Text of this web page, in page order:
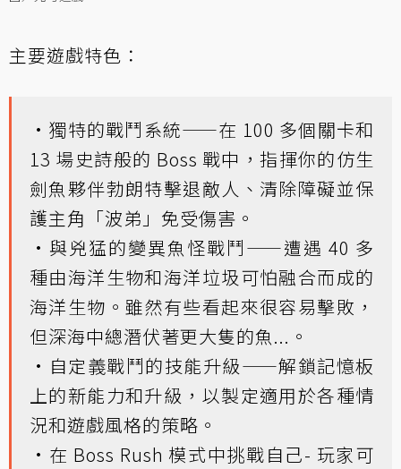
主要遊戲特色：
·獨特的戰鬥系統——在 100 多個關卡和
13 場史詩般的 Boss 戰中，指揮你的仿生
劍魚夥伴勃朗特擊退敵人、清除障礙並保
護主角「波弟」免受傷害。
·與兇猛的變異魚怪戰鬥——遭遇 40 多
種由海洋生物和海洋垃圾可怕融合而成的
海洋生物。雖然有些看起來很容易擊敗，
但深海中總潛伏著更大隻的魚...。
·自定義戰鬥的技能升級——解鎖記憶板
上的新能力和升級，以製定適用於各種情
況和遊戲風格的策略。
·在 Boss Rush 模式中挑戰自己- 玩家可